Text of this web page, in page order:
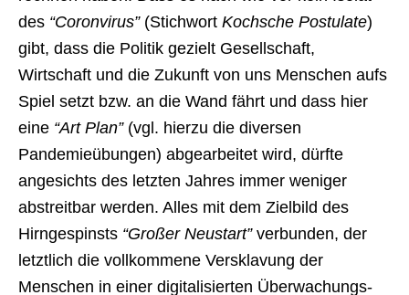
des “Coronvirus”(Stichwort Kochsche Postulate)
gibt, dass die Politik gezielt Gesellschaft,
Wirtschaft und die Zukunft von uns Menschen aufs
Spiel setzt bzw. an die Wand fährt und dass hier
eine “Art Plan”(vgl. hierzu die diversen
Pandemieübungen) abgearbeitet wird, dürfte
angesichts des letzten Jahres immer weniger
abstreitbar werden. Alles mit dem Zielbild des
Hirngespinsts “Großer Neustart”verbunden, der
letztlich die vollkommene Versklavung der
Menschen in einer digitalisierten Überwachungs-